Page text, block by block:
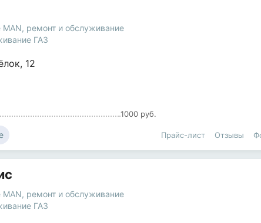
MAN, ремонт и обслуживание
ГАЗ
, 12
1000 руб.
Прайс-лист Отзывы
MAN, ремонт и обслуживание
ГАЗ